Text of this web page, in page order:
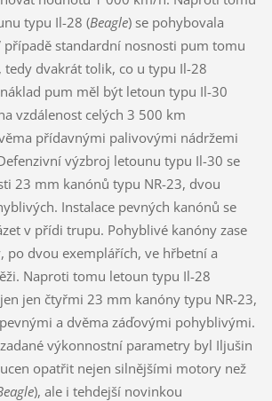
typu Il-28 (Beagle) se pohybovala
standardní nosnosti pum tomu
tedy dvakrát tolik, co u typu Il-28
pum měl být letoun typu Il-30
vzdálenost celých 3 500 km
přídavnými palivovými nádržemi
výzbroj letounu typu Il-30 se
23 mm kanónů typu NR-23, dvou
Instalace pevných kanónů se
v přídi trupu. Pohyblivé kanóny zase
po dvou exemplářích, ve hřbetní a
Naproti tomu letoun typu Il-28
jen čtyřmi 23 mm kanóny typu NR-23,
a dvěma záďovými pohyblivými.
výkonnostní parametry byl Iljušin
opatřit nejen silnějšími motory než
), ale i tehdejší novinkou